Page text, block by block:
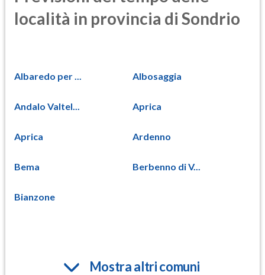
località in provincia di Sondrio
Albaredo per ... Albosaggia
Andalo Valtel... Aprica
Aprica Ardenno
Bema Berbenno di V...
Bianzone
Mostra altri comuni